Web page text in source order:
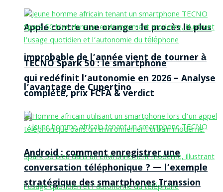
Apple contre une orange : le procès le plus
improbable de l’année vient de tourner à
l’avantage de Cupertino
TECNO Spark 50 : le smartphone
qui redéfinit l’autonomie en 2026 – Analyse
complète, prix FCFA & verdict
Android : comment enregistrer une
conversation téléphonique ? — l’exemple
stratégique des smartphones Transsion